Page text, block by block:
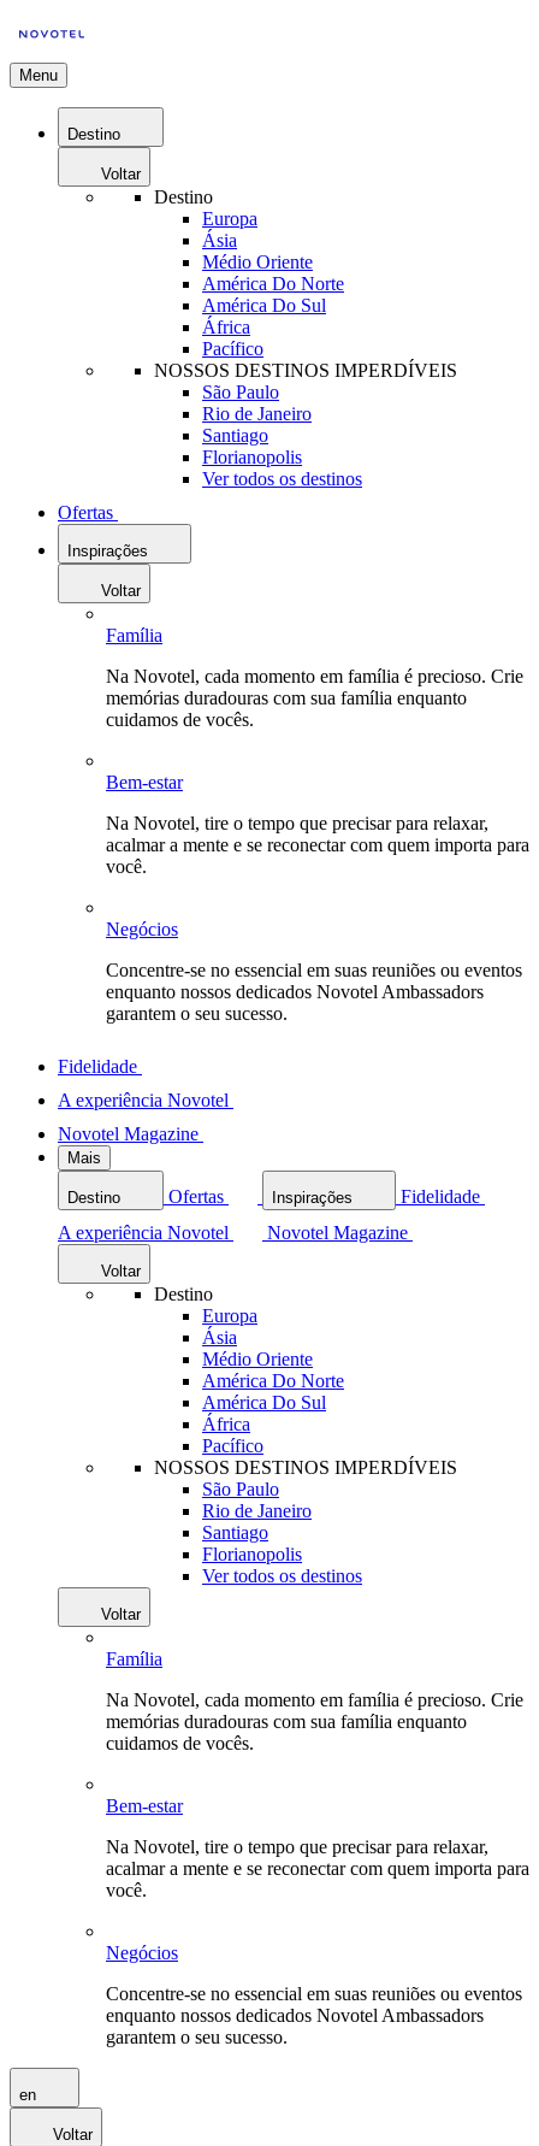
Menu
Destino
Voltar
Destino
Europa
Ásia
Médio Oriente
América Do Norte
América Do Sul
África
Pacífico
NOSSOS DESTINOS IMPERDÍVEIS
São Paulo
Rio de Janeiro
Santiago
Florianopolis
Ver todos os destinos
Ofertas
Inspirações
Voltar
Família
Na Novotel, cada momento em família é precioso. Crie
memórias duradouras com sua família enquanto
cuidamos de vocês.
Bem-estar
Na Novotel, tire o tempo que precisar para relaxar,
acalmar a mente e se reconectar com quem importa para
você.
Negócios
Concentre-se no essencial em suas reuniões ou eventos
enquanto nossos dedicados Novotel Ambassadors
garantem o seu sucesso.
Fidelidade
A experiência Novotel
Novotel Magazine
Mais
Destino Ofertas Inspirações
Fidelidade
A experiência Novotel
Novotel Magazine
Voltar
Destino
Europa
Ásia
Médio Oriente
América Do Norte
América Do Sul
África
Pacífico
NOSSOS DESTINOS IMPERDÍVEIS
São Paulo
Rio de Janeiro
Santiago
Florianopolis
Ver todos os destinos
Voltar
Família
Na Novotel, cada momento em família é precioso. Crie
memórias duradouras com sua família enquanto
cuidamos de vocês.
Bem-estar
Na Novotel, tire o tempo que precisar para relaxar,
acalmar a mente e se reconectar com quem importa para
você.
Negócios
Concentre-se no essencial em suas reuniões ou eventos
enquanto nossos dedicados Novotel Ambassadors
garantem o seu sucesso.
en
Voltar